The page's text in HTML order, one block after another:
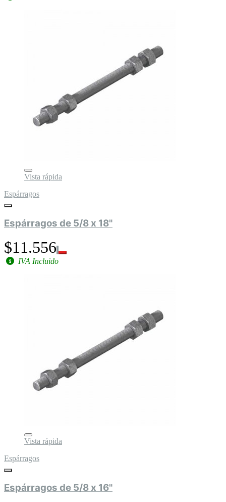
Vista rápida
Espárragos
Espárragos de 5/8 x 18"
$11.556
IVA Incluido
Vista rápida
Espárragos
Espárragos de 5/8 x 16"